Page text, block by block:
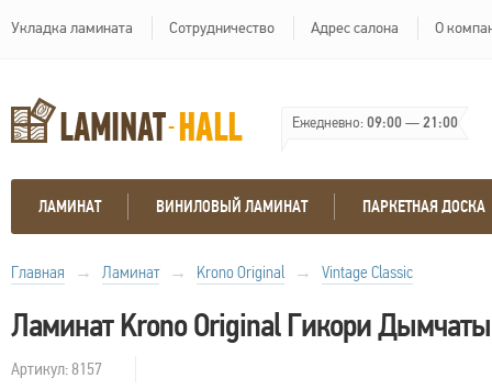
Укладка ламината Сотрудничество Адрес салона О
Ежедневно:09:00—21:00
ЛАМИНАТ ВИНИЛОВЫЙ ЛАМИНАТ ПАРКЕТНАЯ ДОСКА
Главная → Ламинат → Krono Original → Vintage Classic
Ламинат Krono Original Гикори
Артикул: 8157